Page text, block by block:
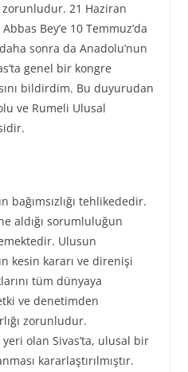
zorunludur. 21 Haziran
Bey’e 10 Temmuz’da
sonra da Anadolu’nun
genel bir kongre
bildirdim. Bu duyurudan
ve Rumeli Ulusal
tehlikededir.
aldığı sorumluluğun
Ulusun
kesin kararı ve direnişi
tüm dünyaya
ve denetimden
zorunludur.
olan Sivas’ta, ulusal bir
kararlaştırılmıştır.